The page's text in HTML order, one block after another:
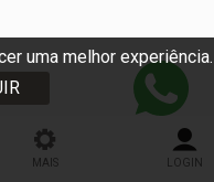
uma melhor experiência.
MAIS LOGIN